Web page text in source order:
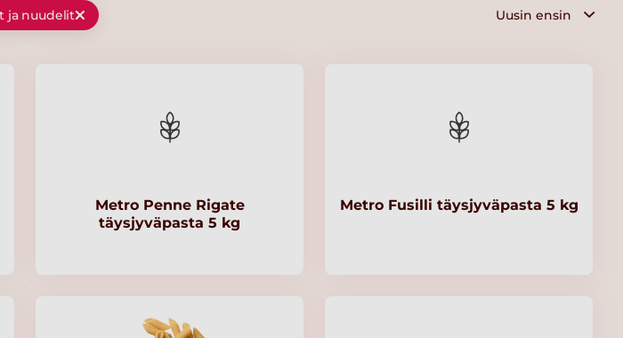
ja nuudelit
Metro Penne Rigate
täysjyväpasta 5 kg
Metro Fusilli täysjyväpasta 5 kg